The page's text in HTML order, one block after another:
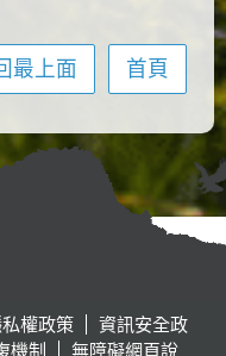
最上面 首頁
私權政策
資訊安全政
機制 無障礙網頁說